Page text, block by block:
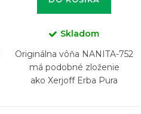
Skladom
Originálna vôňa NANITA-752
má podobné zloženie
ako Xerjoff Erba Pura